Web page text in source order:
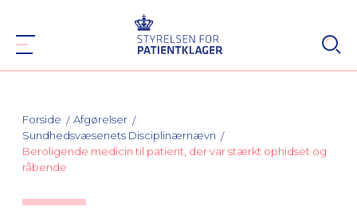
Forside
Afgørelser
Sundhedsvæsenets Disciplinærnævn
Beroligende medicin til patient, der var stærkt ophidset og
råbende